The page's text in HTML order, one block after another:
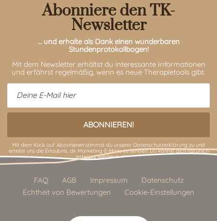
Abonniere den TK-
Newsletter
… und erhalte als Dank einen wunderbaren
Stundenprotokollbogen!
Mit dem Newsletter erhältst du interessante Informationen
und erfährst regelmäßig, wenn es neue Therapietools gibt.
Mit dem Klick auf Abonnierenstimmst du unserer Datenschutzerklärung zu und
erteilst uns die Erlaubnis, dir Marketing-E-Mails zu senden. Du kannst dich natürlich
jederzeit wieder austragen.
FAQ AGB Impressum
Datenschutz
Echtheit von Bewertungen
Cookie-Einstellungen